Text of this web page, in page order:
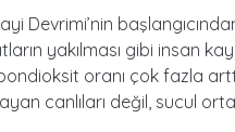
Devrimi’nin
yakılması gibi insan
oranı çok fazla
canlıları değil, sucul